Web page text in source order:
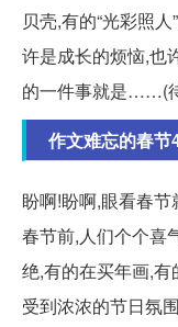
贝壳,有的“光彩照
许是成长的烦恼,
的一件事就是……(
作文难忘的春
盼啊!盼啊,眼看春
春节前,人们个个喜
绝,有的在买年画,
受到浓浓的节日氛